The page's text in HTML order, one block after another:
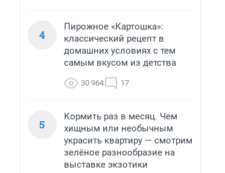
4
Пирожное «Картошка»:
классический рецепт в
домашних условиях с тем
самым вкусом из детства
30 964 17
5
Кормить раз в месяц. Чем
хищным или необычным
украсить квартиру — смотрим
зелёное разнообразие на
выставке экзотики